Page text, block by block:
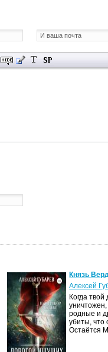
Князь
Алексей
Когда твой
уничтожен,
родные и
убиты, что
Остаётся